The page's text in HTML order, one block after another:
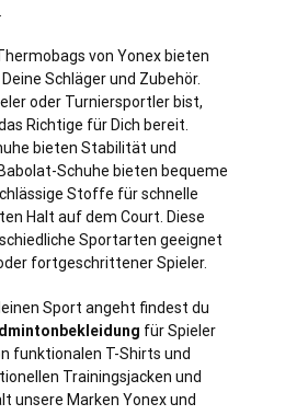
von Yonex bieten
Schläger und Zubehör.
oder Turniersportler bist,
Richtige für Dich bereit.
bieten Stabilität und
Schuhe bieten bequeme
Stoffe für schnelle
Halt auf dem Court. Diese
Sportarten geeignet
fortgeschrittener Spieler.
Sport angeht findest du
für Spieler
funktionalen T-Shirts und
Trainingsjacken und
unsere Marken Yonex und